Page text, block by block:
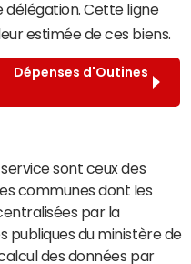
délégation. Cette ligne
estimée de ces biens.
Dépenses d'Outines
sont ceux des
communes dont les
par la
publiques du ministère de
des données par